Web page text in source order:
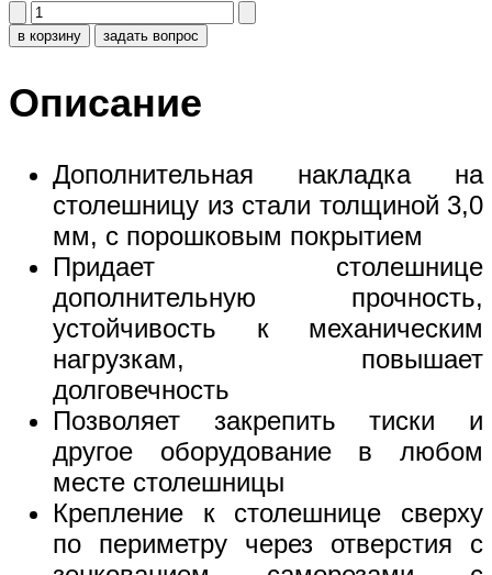
в корзину задать вопрос
Описание
Дополнительная накладка на
столешницу из стали толщиной 3,0
мм, с порошковым покрытием
Придает столешнице
дополнительную прочность,
устойчивость к механическим
нагрузкам, повышает
долговечность
Позволяет закрепить тиски и
другое оборудование в любом
месте столешницы
Крепление к столешнице сверху
по периметру через отверстия с